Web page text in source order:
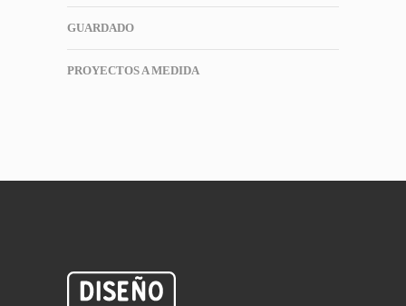
GUARDADO
PROYECTOS A MEDIDA